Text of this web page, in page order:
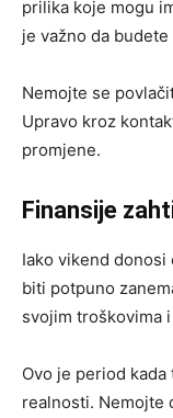
prilika koje mogu
je važno da
Nemojte se
Upravo kroz
promjene.
Finansije
Iako vikend
biti potpuno
svojim troškovima
Ovo je period
realnosti. Nemojte